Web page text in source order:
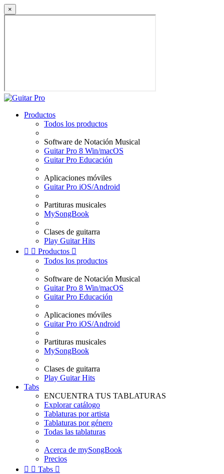
×
Productos
Todos los productos
Software de Notación Musical
Guitar Pro 8 Win/macOS
Guitar Pro Educación
Aplicaciones móviles
Guitar Pro iOS/Android
Partituras musicales
MySongBook
Clases de guitarra
Play Guitar Hits
  Productos 
Todos los productos
Software de Notación Musical
Guitar Pro 8 Win/macOS
Guitar Pro Educación
Aplicaciones móviles
Guitar Pro iOS/Android
Partituras musicales
MySongBook
Clases de guitarra
Play Guitar Hits
Tabs
ENCUENTRA TUS TABLATURAS
Explorar catálogo
Tablaturas por artista
Tablaturas por género
Todas las tablaturas
Acerca de mySongBook
Precios
  Tabs 